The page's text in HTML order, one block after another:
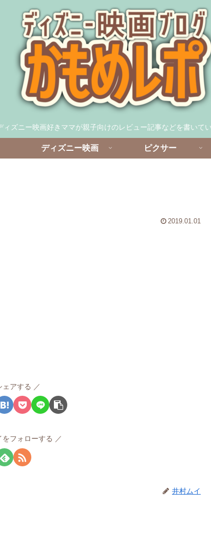
ィズニー映画好きママが親子向けのレビュー記事などを書いてい
ディズニー映画 ピクサー
2019.01.01
ェアする
をフォローする
井村ムイ